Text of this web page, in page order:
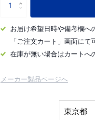
お届け希望日時や備考欄へ
「ご注文カート」画面にて
在庫が無い場合はカートへ
メーカー製品ページへ